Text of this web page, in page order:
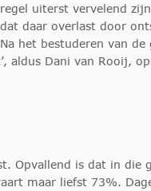
uiterst vervelend
daar overlast door
het bestuderen van
aldus Dani van Rooij,
Opvallend is dat in die
maar liefst 73%.